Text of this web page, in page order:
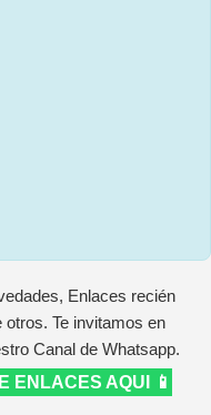
Enlaces recién
otros. Te invitamos en
Canal de Whatsapp.
ENLACES AQUI 📱